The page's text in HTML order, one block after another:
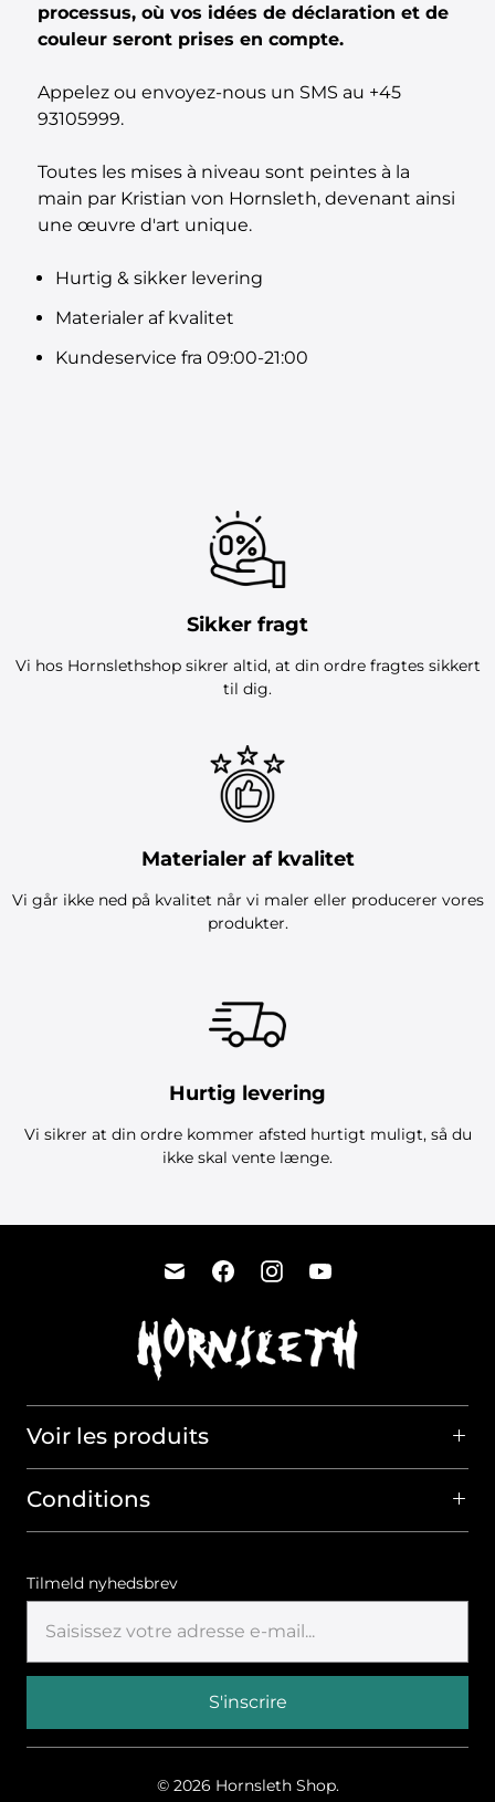
processus, où vos idées de déclaration et de
couleur seront prises en compte.
Appelez ou envoyez-nous un SMS au +45
93105999.
Toutes les mises à niveau sont peintes à la
main par Kristian von Hornsleth, devenant ainsi
une œuvre d'art unique.
Hurtig & sikker levering
Materialer af kvalitet
Kundeservice fra 09:00-21:00
Sikker fragt
Vi hos Hornslethshop sikrer altid, at din ordre fragtes sikkert
til dig.
Materialer af kvalitet
Vi går ikke ned på kvalitet når vi maler eller producerer vores
produkter.
Hurtig levering
Vi sikrer at din ordre kommer afsted hurtigt muligt, så du
ikke skal vente længe.
Voir les produits
Conditions
Tilmeld nyhedsbrev
© 2026 Hornsleth Shop.